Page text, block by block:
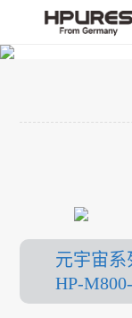
元宇宙系
HP-